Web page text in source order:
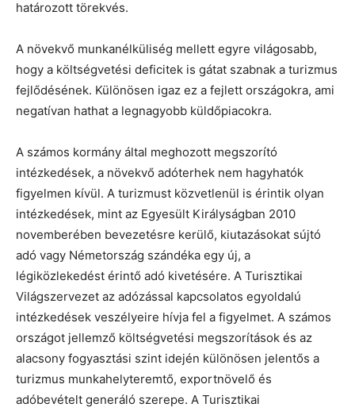
határozott törekvés.
A növekvő munkanélküliség mellett egyre világosabb,
hogy a költségvetési deficitek is gátat szabnak a turizmus
fejlődésének. Különösen igaz ez a fejlett országokra, ami
negatívan hathat a legnagyobb küldőpiacokra.
A számos kormány által meghozott megszorító
intézkedések, a növekvő adóterhek nem hagyhatók
figyelmen kívül. A turizmust közvetlenül is érintik olyan
intézkedések, mint az Egyesült Királyságban 2010
novemberében bevezetésre kerülő, kiutazásokat sújtó
adó vagy Németország szándéka egy új, a
légiközlekedést érintő adó kivetésére. A Turisztikai
Világszervezet az adózással kapcsolatos egyoldalú
intézkedések veszélyeire hívja fel a figyelmet. A számos
országot jellemző költségvetési megszorítások és az
alacsony fogyasztási szint idején különösen jelentős a
turizmus munkahelyteremtő, exportnövelő és
adóbevételt generáló szerepe. A Turisztikai